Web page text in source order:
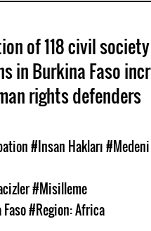
of 118 civil society
in Burkina Faso
rights defenders
#Insan Hakları
#Misilleme
#Region: Africa